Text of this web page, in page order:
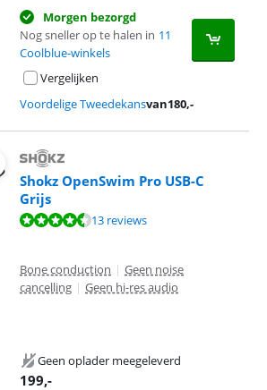
Morgen bezorgd
Nog sneller op te halen in 11
Coolblue-winkels
Vergelijken
Voordelige Tweedekansvan180,-
Shokz OpenSwim Pro USB-C
Grijs
10, gebaseerd op 13 reviews.
13 reviews
Bone conduction | Geen noise
cancelling | Geen hi-res audio
Geen oplader meegeleverd
199,-